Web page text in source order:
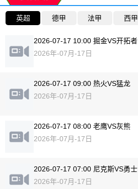
英超 德甲 法甲 西甲
2026-07-17 10:00 掘金VS开拓者
2026年-07月-17日
2026-07-17 09:00 热火VS猛龙
2026年-07月-17日
2026-07-17 08:00 老鹰VS灰熊
2026年-07月-17日
2026-07-17 07:00 尼克斯VS勇士
2026年-07月-17日